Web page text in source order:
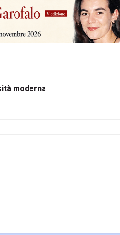
moderna